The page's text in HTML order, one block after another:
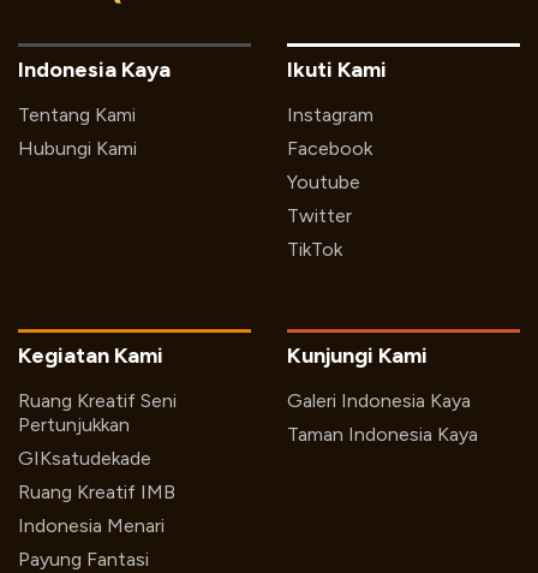
Indonesia Kaya
Tentang Kami
Hubungi Kami
Ikuti Kami
Instagram
Facebook
Youtube
Twitter
TikTok
Kegiatan Kami
Ruang Kreatif Seni
Pertunjukkan
GIKsatudekade
Ruang Kreatif IMB
Indonesia Menari
Payung Fantasi
Kunjungi Kami
Galeri Indonesia Kaya
Taman Indonesia Kaya